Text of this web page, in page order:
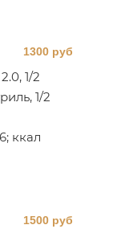
1300 руб
1/2
1/2
ккал
1500 руб